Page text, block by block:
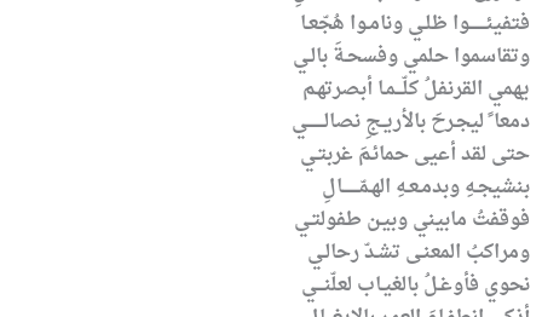
فتفيئـــــــوا ظلـي ونامـوا هُجّعـا
وتقاسموا حلمي وفسحـةَ بالـي
يهمي القرنفلُ كلّـــمـا أبصرتهـم
دمعا ً ليجـرحَ بالأريـجِ نصالـــــــي
حتى لقد أعيى حمائـمَ غربتـي
بنشيجـهِ وبدمـعـهِ الهـمّـــــــالِ
فوقفتُ مابيني وبيـن طفولتـي
ومراكبُ المعنـى تشـدّ رحالـي
نحوي فأوغـلُ بالغيـاب لعلّنـــي